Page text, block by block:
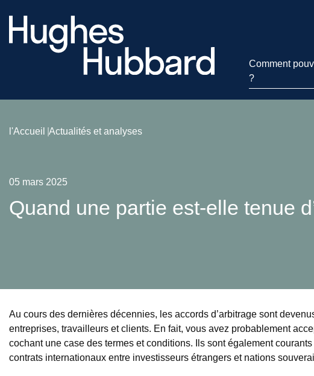
Comment
?
l'Accueil Actualités et analyses
05 mars 2025
Quand une partie est-elle tenue
Au cours des dernières décennies, les accords d’arbitrage sont
entreprises, travailleurs et clients. En fait, vous avez probablement
cochant une case des termes et conditions. Ils sont également
contrats internationaux entre investisseurs étrangers et nations